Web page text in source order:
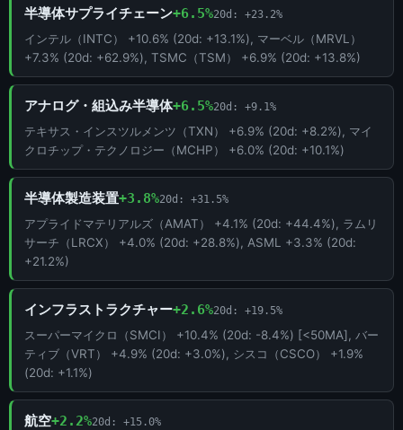
半導体サプライチェーン+6.5%20d: +23.2%
インテル（INTC） +10.6% (20d: +13.1%), マーベル（MRVL）
+7.3% (20d: +62.9%), TSMC（TSM） +6.9% (20d: +13.8%)
アナログ・組込み半導体+6.5%20d: +9.1%
テキサス・インスツルメンツ（TXN） +6.9% (20d: +8.2%), マイ
クロチップ・テクノロジー（MCHP） +6.0% (20d: +10.1%)
半導体製造装置+3.8%20d: +31.5%
アプライドマテリアルズ（AMAT） +4.1% (20d: +44.4%), ラムリ
サーチ（LRCX） +4.0% (20d: +28.8%), ASML +3.3% (20d:
+21.2%)
インフラストラクチャー+2.6%20d: +19.5%
スーパーマイクロ（SMCI） +10.4% (20d: -8.4%) [<50MA], バー
ティブ（VRT） +4.9% (20d: +3.0%), シスコ（CSCO） +1.9%
(20d: +1.1%)
航空+2.2%20d: +15.0%